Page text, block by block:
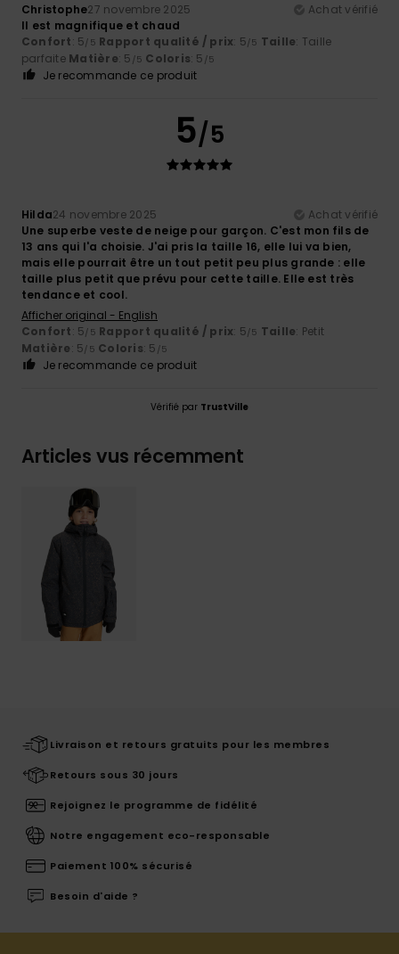
Christophe27 novembre 2025
Achat vérifié
Il est magnifique et chaud
Confort: 5/5 Rapport qualité / prix: 5/5 Taille: Taille
parfaite Matière: 5 /5 Coloris: 5 /5
Je recommande ce produit
5/5
Hilda24 novembre 2025
Achat vérifié
Une superbe veste de neige pour garçon. C'est mon fils de
13 ans qui l'a choisie. J'ai pris la taille 16, elle lui va bien,
mais elle pourrait être un tout petit peu plus grande : elle
taille plus petit que prévu pour cette taille. Elle est très
tendance et cool.
Afficher original - English
Confort: 5/5 Rapport qualité / prix: 5/5 Taille: Petit
Matière: 5/5 Coloris: 5 /5
Je recommande ce produit
Vérifié par TrustVille
Articles vus récemment
Livraison et retours gratuits pour les membres
Retours sous 30 jours
Rejoignez le programme de fidélité
Notre engagement eco-responsable
Paiement 100% sécurisé
Besoin d'aide ?